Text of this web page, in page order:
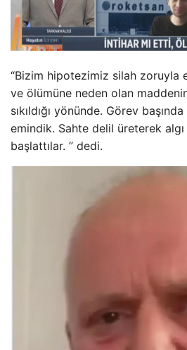
“Bizim hipotezimiz silah zoruyla
ve ölümüne neden olan
sıkıldığı yönünde. Görev
emindik. Sahte delil üreterek
başlattılar. ” dedi.